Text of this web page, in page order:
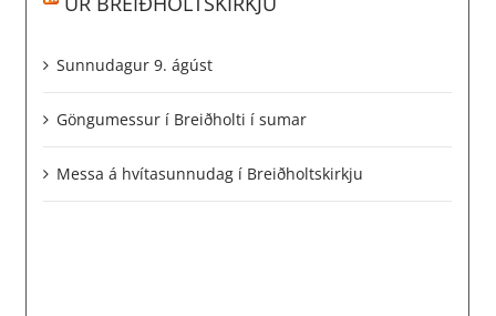
Sunnudagur 9. ágúst
Göngumessur í Breiðholti í sumar
Messa á hvítasunnudag í Breiðholtskirkju